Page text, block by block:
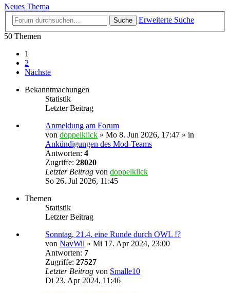
Neues Thema
Suche
Erweiterte Suche
50 Themen
1
2
Nächste
Bekanntmachungen
Statistik
Letzter Beitrag
Anmeldung am Forum
von doppelklick » Mo 8. Jun 2026, 17:47 » in
Ankündigungen des Mod-Teams
Antworten: 4
Zugriffe: 28020
Letzter Beitrag von doppelklick
So 26. Jul 2026, 11:45
Themen
Statistik
Letzter Beitrag
Sonntag, 21.4. eine Runde durch OWL !?
von NavWil » Mi 17. Apr 2024, 23:00
Antworten: 7
Zugriffe: 27527
Letzter Beitrag von Smalle10
Di 23. Apr 2024, 11:46